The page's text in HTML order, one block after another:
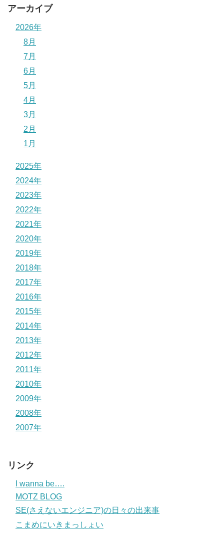
アーカイブ
2026年
8月
7月
6月
5月
4月
3月
2月
1月
2025年
2024年
2023年
2022年
2021年
2020年
2019年
2018年
2017年
2016年
2015年
2014年
2013年
2012年
2011年
2010年
2009年
2008年
2007年
リンク
I wanna be….
MOTZ BLOG
SE(さえないエンジニア)の日々の出来事
こまめにいきまっしょい